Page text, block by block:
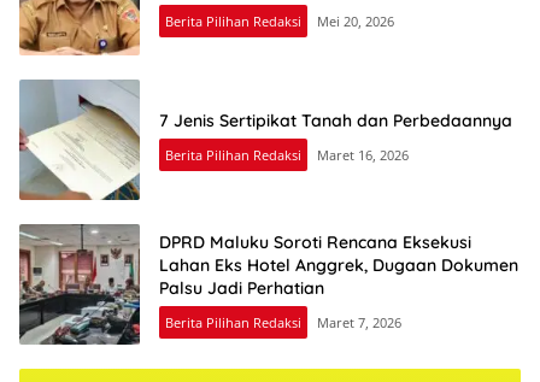
Berita Pilihan Redaksi Mei 20, 2026
7 Jenis Sertipikat Tanah dan Perbedaannya
Berita Pilihan Redaksi Maret 16, 2026
DPRD Maluku Soroti Rencana Eksekusi
Lahan Eks Hotel Anggrek, Dugaan Dokumen
Palsu Jadi Perhatian
Berita Pilihan Redaksi Maret 7, 2026